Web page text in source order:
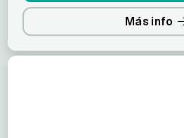
Más info